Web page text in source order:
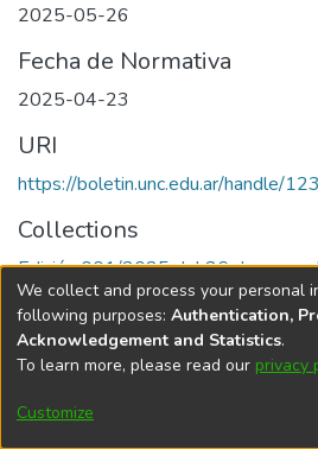
2025-05-26
Fecha de Normativa
2025-04-23
URI
https://boletin.unc.edu.ar/handle/
Collections
Edición 001/2025 del 26 de mayo
Universidad
We collect and process your personal
following purposes: Authentication,
Acknowledgement and Statistics.
To learn more, please read our privacy
Customize